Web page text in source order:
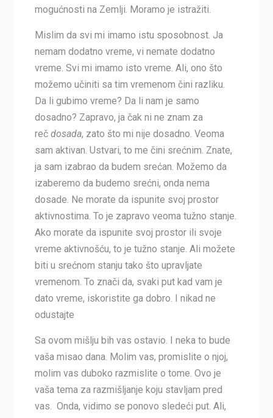
mogućnosti na Zemlji. Moramo je istražiti.
Mislim da svi mi imamo istu sposobnost. Ja
nemam dodatno vreme, vi nemate dodatno
vreme. Svi mi imamo isto vreme. Ali, ono što
možemo učiniti sa tim vremenom čini razliku.
Da li gubimo vreme? Da li nam je samo
dosadno? Zapravo, ja čak ni ne znam za
reč dosada, zato što mi nije dosadno. Veoma
sam aktivan. Ustvari, to me čini srećnim. Znate,
ja sam izabrao da budem srećan. Možemo da
izaberemo da budemo srećni, onda nema
dosade. Ne morate da ispunite svoj prostor
aktivnostima. To je zapravo veoma tužno stanje.
Ako morate da ispunite svoj prostor ili svoje
vreme aktivnošću, to je tužno stanje. Ali možete
biti u srećnom stanju tako što upravljate
vremenom. To znači da, svaki put kad vam je
dato vreme, iskoristite ga dobro. I nikad ne
odustajte
Sa ovom mišlju bih vas ostavio. I neka to bude
vaša misao dana. Molim vas, promislite o njoj,
molim vas duboko razmislite o tome. Ovo je
vaša tema za razmišljanje koju stavljam pred
vas. Onda, vidimo se ponovo sledeći put. Ali,